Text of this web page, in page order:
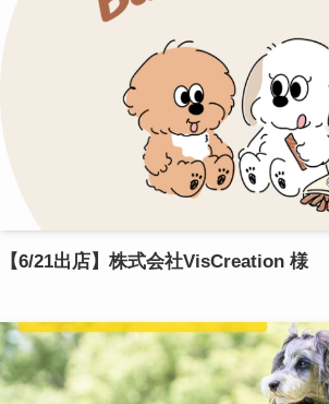
【6/21出店】株式会社VisCreation 様